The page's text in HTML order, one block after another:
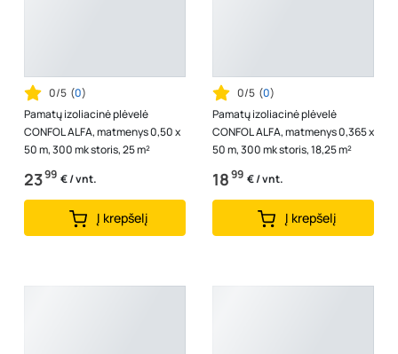
0/5 (0)
Pamatų izoliacinė plėvelė
CONFOL ALFA, matmenys 0,50 x
50 m, 300 mk storis, 25 m²
2399 € / vnt.
Į krepšelį
0/5 (0)
Pamatų izoliacinė plėvelė
CONFOL ALFA, matmenys 0,365 x
50 m, 300 mk storis, 18,25 m²
1899 € / vnt.
Į krepšelį